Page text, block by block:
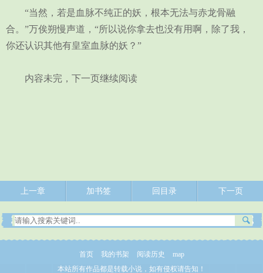
“当然，若是血脉不纯正的妖，根本无法与赤龙骨融
合。”万俟朔慢声道，“所以说你拿去也没有用啊，除了我，
你还认识其他有皇室血脉的妖？”
内容未完，下一页继续阅读
上一章 加书签 回目录 下一页
首页 我的书架 阅读历史
map
本站所有作品都是转载小说，如有侵权请告知！